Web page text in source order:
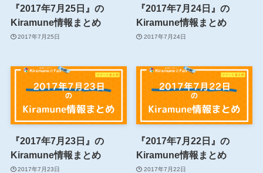
『2017年7月25日』の
Kiramune情報まとめ
2017年7月25日
『2017年7月24日』の
Kiramune情報まとめ
2017年7月24日
『2017年7月23日』の
Kiramune情報まとめ
2017年7月23日
『2017年7月22日』の
Kiramune情報まとめ
2017年7月22日